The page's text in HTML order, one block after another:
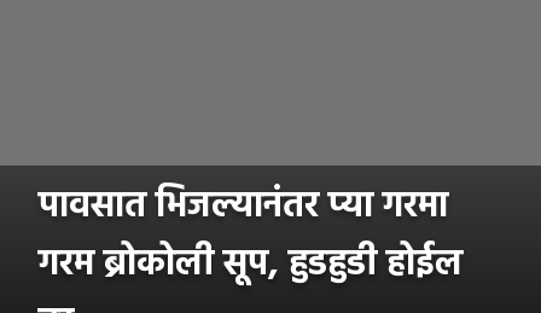
पावसात भिजल्यानंतर प्या गरमा
गरम ब्रोकोली सूप, हुडहुडी होईल